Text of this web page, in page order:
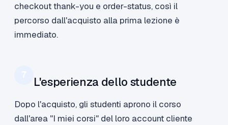
checkout thank-you e order-status, così il
percorso dall'acquisto alla prima lezione è
immediato.
L'esperienza dello studente
Dopo l'acquisto, gli studenti aprono il corso
dall'area "I miei corsi" del loro account cliente